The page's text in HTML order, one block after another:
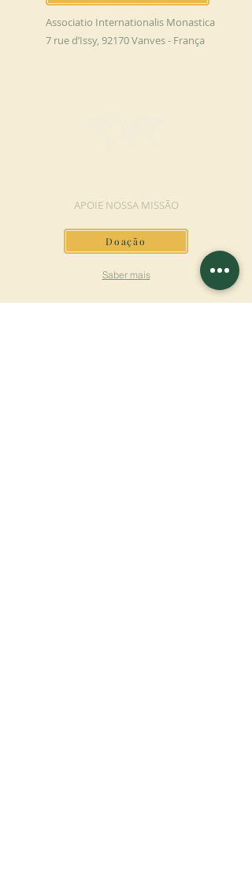
Associatio Internationalis Monastica
7 rue d’Issy, 92170 Vanves - França
APOIE NOSSA MISSÃO
Doação
Saber mais